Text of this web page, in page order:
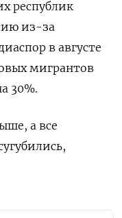
республик
из-за
в августе
мигрантов
30%.
а все